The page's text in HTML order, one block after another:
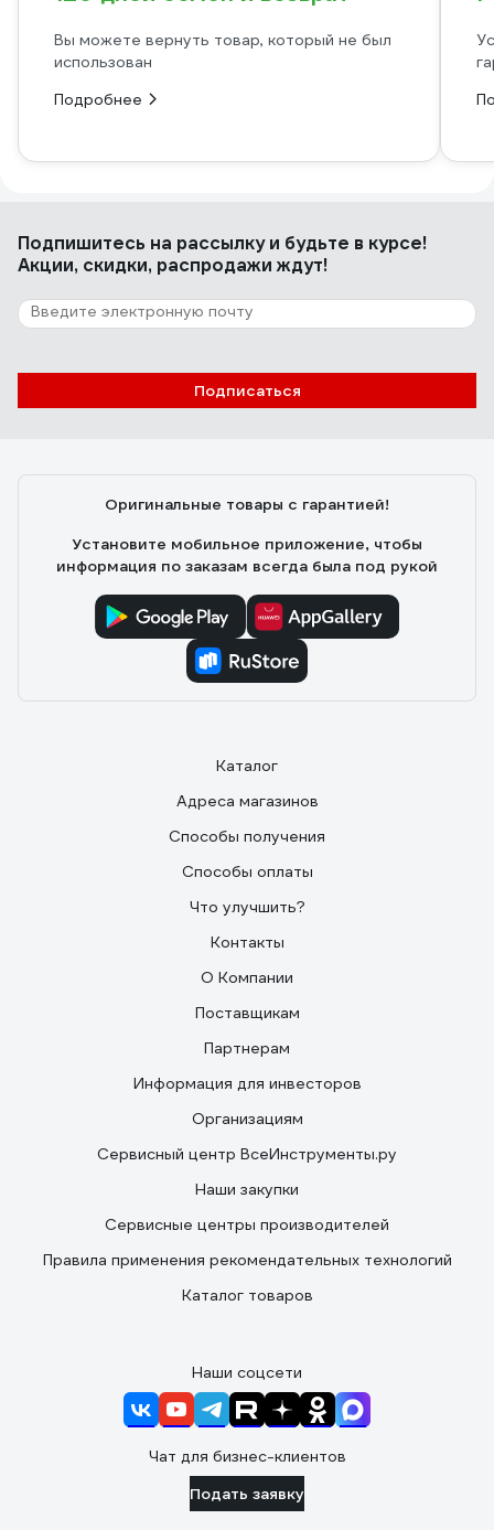
Вы можете вернуть товар, который не был
использован
Подробнее
Подпишитесь на рассылкуи будьте в курсе!
Акции, скидки, распродажи ждут!
Подписаться
Оригинальные товары с гарантией!
Установите мобильное приложение, чтобы
информация по заказам всегда была под рукой
Каталог
Адреса магазинов
Способы получения
Способы оплаты
Что улучшить?
Контакты
О Компании
Поставщикам
Партнерам
Информация для инвесторов
Организациям
Сервисный центр ВсеИнструменты.ру
Наши закупки
Сервисные центры производителей
Правила применения рекомендательных технологий
Каталог товаров
Наши соцсети
Чат для бизнес-клиентов
Подать заявку